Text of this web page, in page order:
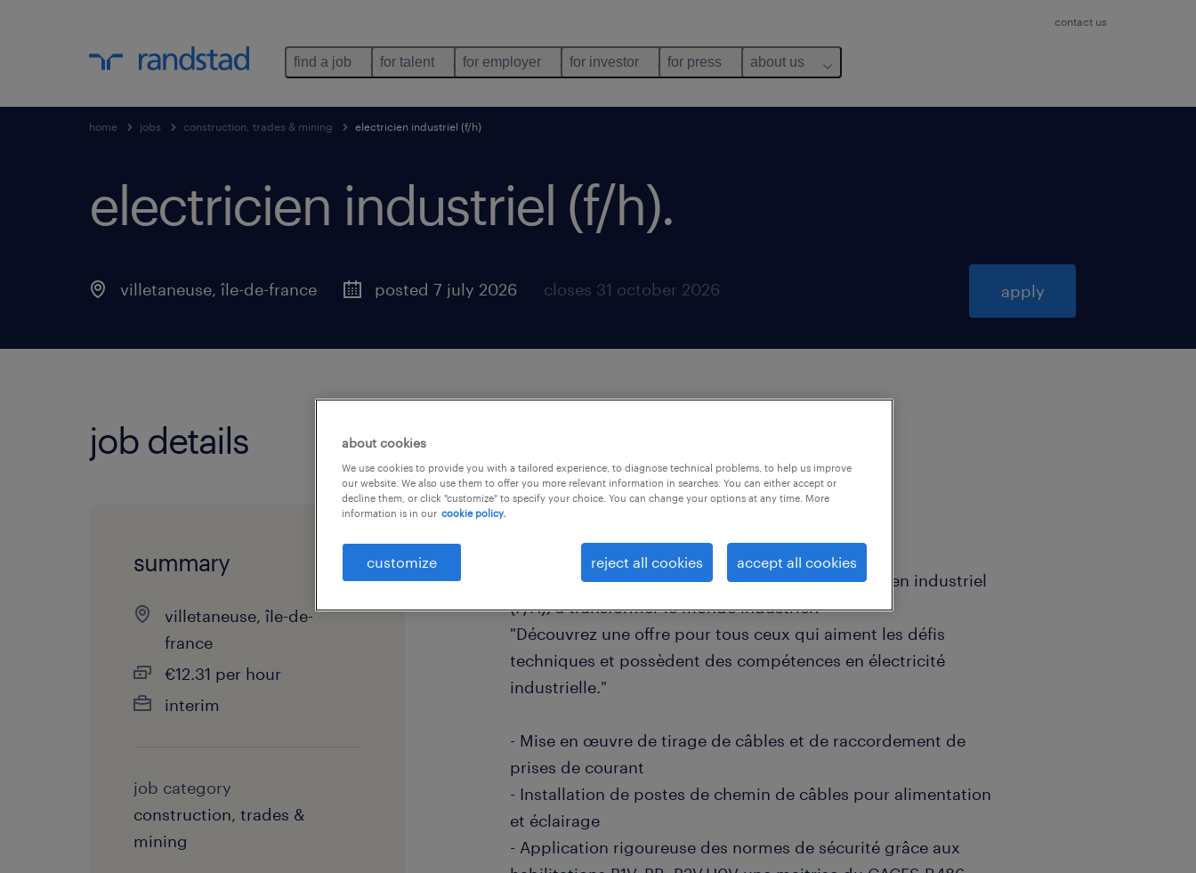
contact us
find a job for talent for employer for investor for press about us
home jobs construction, trades & mining electricien industriel (f/h)
electricien industriel (f/h).
villetaneuse, île-de-france posted 7 july 2026 closes 31 october 2026 apply
job details
summary
villetaneuse, île-de-
france
€12.31 per hour
interim
job category
construction, trades &
mining
Êtes-vous prêt à relever le défi en tant qu'Electricien industriel
(F/H), à transformer le monde industriel?
"Découvrez une offre pour tous ceux qui aiment les défis
techniques et possèdent des compétences en électricité
industrielle."
- Mise en œuvre de tirage de câbles et de raccordement de
prises de courant
- Installation de postes de chemin de câbles pour alimentation
et éclairage
- Application rigoureuse des normes de sécurité grâce aux
about cookies
We use cookies to provide you with a tailored experience, to diagnose technical problems, to help us improve
our website. We also use them to offer you more relevant information in searches. You can either accept or
decline them, or click "customize" to specify your choice. You can change your options at any time. More
information is in our cookie policy.
customize reject all cookies accept all cookies